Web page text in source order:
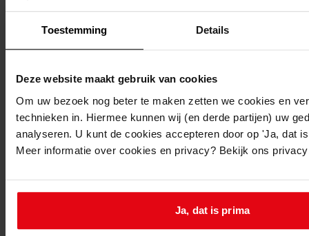
Toestemming Details
Deze website maakt gebruik van cookies
Om uw bezoek nog beter te maken zetten we cookies en
technieken in. Hiermee kunnen wij (en derde partijen) uw
analyseren. U kunt de cookies accepteren door op 'Ja, dat
Meer informatie over cookies en privacy? Bekijk ons
Ja, dat is prima
Beschrijving:
Bouwen van een woning met schuur
Datum vergunning:
Adres:
Oudendijk, Beetskoogkade 7
Nieuw adres:
Oudendijk, Beetskoogkade 7
Perceel: